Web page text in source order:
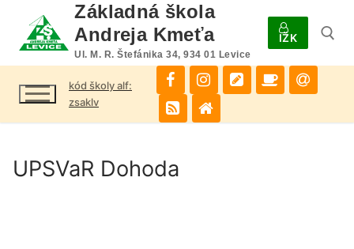
obsah
Základná škola
Andreja Kmeťa
Ul. M. R. Štefánika 34, 934 01 Levice
IŽK
Hľadať:
kód školy alf:
zsaklv
UPSVaR Dohoda